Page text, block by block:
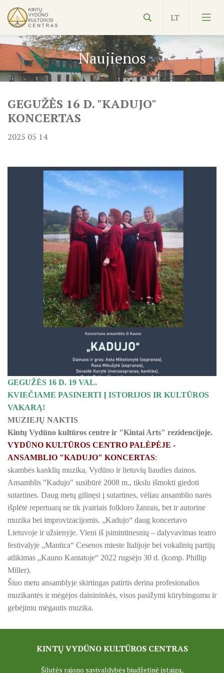
Vydūnas
Kultūros pasas
Veiklos planas
KILNOJAMOJI Emalio darbų paroda KLAIPĖDOS
ŠILUTĖS ŽRVVG ,,ŽUVĖJŲ KRAŠTAS" PROJEKTAS 2025/
KULTŪROS MINISTERIJOS PROJEKTAS ''KODAS:
KPD PROJEKTAS ,,MAŽOSIOS LIETUVOS MOKYKLA-
KPD PROJEKTAS ,,MAŽOSIOS LIETUVOS MOKYKLA-
KPD PROJEKTAS ,,MAŽOSIOS LIETUVOS MOKYKLA-
KPD PROJEKTAS ,,MAŽOSIOS LIETUVOS MOKYKLA-
KPD PROJEKTAS ,,MAŽOSIOS LIETUVOS MOKYKLA-
KPD PROJEKTAS ,,MAŽOSIOS LIETUVOS MOKYKLA-
PROJEKTAS ,,KULTŪROS SKŪNĖ". Keramikos dirbtuvėse-
PROJEKTAS ,,KULTŪROS SKŪNĖ". Apie projektą spaudoje
PROJEKTAS ,,KULTŪROS SKŪNĖ". Keramikos dirbtuvių
PROJEKTAS ,,KULTŪROS SKŪNĖ". Keramikos dirbtuvės
ES PROJEKTAS GENIUS LOCI. Išleistas bukletas ,,Vydūno
BAIGIAMAS ES PROJEKTAS GENIUS LOCI
ES PROJEKTAS GENIUS LOCI. Vydūno šviesos festivalis.
ES PROJEKTAS GENIUS LOCI. Vydūno šviesos festivalis.
ES PROJEKTAS GENIUS LOCI. Įrengtas Vydūno suolelis
ES PROJEKTAS GENIUS LOCI. Kieme ,,dygsta"
ES PROJEKTAS GENIUS LOCI. Rengiamas Vydūno suolelis
ES PROJEKTAS GENIUS LOCI. Vydūno šviesos festivalio
Naujienos
GEGUŽĖS 16 D. "KADUJO"
KONCERTAS
2025 05 14
GEGUŽĖS 16 D. 19 VAL.
KVIEČIAME PASINERTI Į ISTORIJOS IR KULTŪROS
VAKARĄ!
MUZIEJŲ NAKTIS
Kintų Vydūno kultūros centre ir "Kintai Arts" rezidencijoje.
VYDŪNO KULTŪROS CENTRO PALĖPĖJE -
ANSAMBLIO "KADUJO" KONCERTAS:
skambės kanklių muzika, Vydūno ir lietuvių liaudies dainos.
Ansamblis "Kadujo" susibūrė 2008 m., tikslu išmokti giedoti
sutartines. Daug metų gilinęsi į sutartines, vėliau ansamblio narės
išplėtė repertuarą ne tik įvairiais folkloro žanrais, bet ir autorine
muzika bei improvizacijomis. „Kadujo“ daug koncertavo
Lietuvoje ir užsienyje. Vieni iš įsimintinesnių – dalyvavimas teatro
festivalyje „Mantica“ Cesenos mieste Italijoje bei vokalinių partijų
atlikimas „Kauno Kantatoje“ 2022 rugsėjo 30 d. (komp. Phillip
Miller).
Šiuo metu ansamblyje skirtingas patirtis derina profesionalios
muzikantės ir mėgėjos dainininkės, visos pasižymi kūrybingumu ir
gebėjimu mėgautis muzika.
KINTŲ VYDŪNO KULTŪROS CENTRAS
Šilutės rajono savivaldybės biudžetinė įstaiga,